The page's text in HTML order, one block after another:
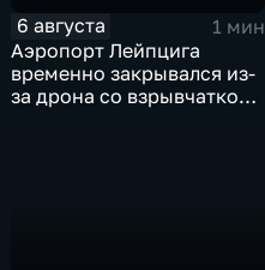
6 августа
1 мин
Аэропорт Лейпцига
временно закрывался из-
за дрона со взрывчаткой